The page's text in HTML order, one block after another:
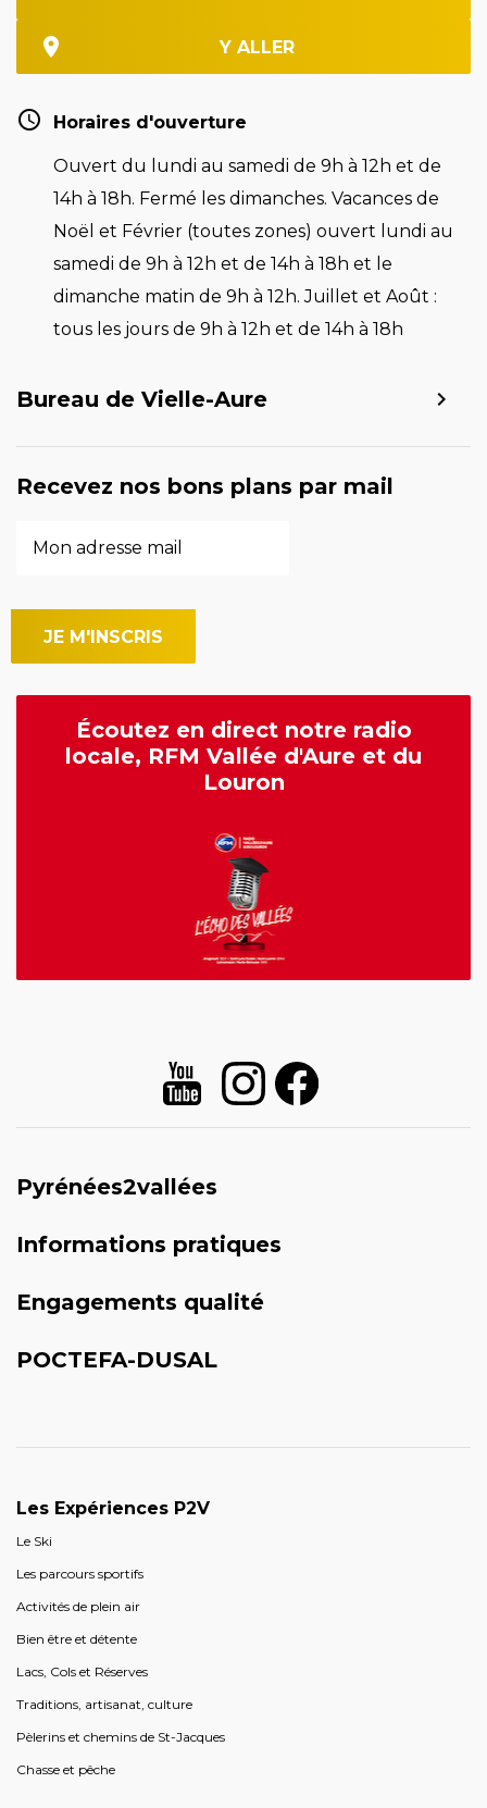
Y ALLER
Horaires d'ouverture
Ouvert du lundi au samedi de 9h à 12h et de
14h à 18h. Fermé les dimanches. Vacances de
Noël et Février (toutes zones) ouvert lundi au
samedi de 9h à 12h et de 14h à 18h et le
dimanche matin de 9h à 12h. Juillet et Août :
tous les jours de 9h à 12h et de 14h à 18h
Bureau de Vielle-Aure
Recevez nos bons plans par mail
Écoutez en direct notre radio
locale, RFM Vallée d'Aure et du
Louron
Pyrénées2vallées
Informations pratiques
Engagements qualité
POCTEFA-DUSAL
Les Expériences P2V
Le Ski
Les parcours sportifs
Activités de plein air
Bien être et détente
Lacs, Cols et Réserves
Traditions, artisanat, culture
Pèlerins et chemins de St-Jacques
Chasse et pêche